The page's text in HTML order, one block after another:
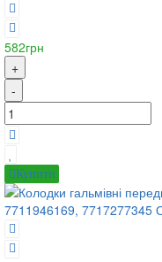
582грн
+
-
Купити